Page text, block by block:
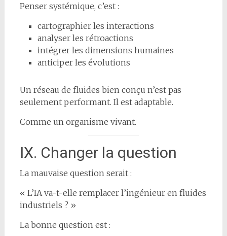
Penser systémique, c’est :
cartographier les interactions
analyser les rétroactions
intégrer les dimensions humaines
anticiper les évolutions
Un réseau de fluides bien conçu n’est pas
seulement performant. Il est adaptable.
Comme un organisme vivant.
IX. Changer la question
La mauvaise question serait :
« L’IA va-t-elle remplacer l’ingénieur en fluides
industriels ? »
La bonne question est :